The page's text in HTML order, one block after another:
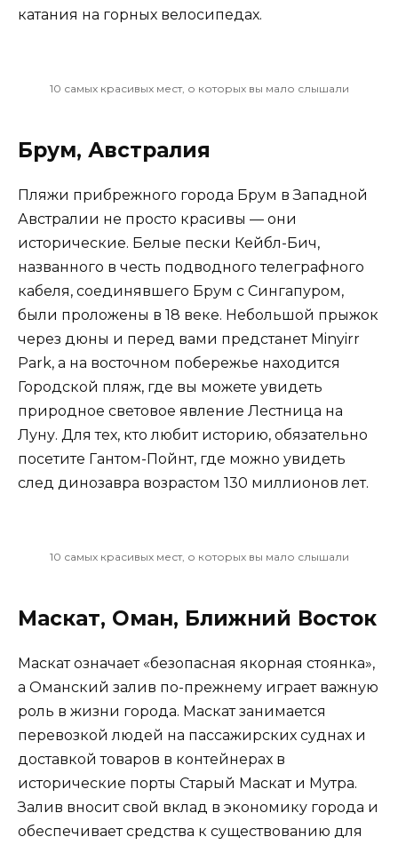
катания на горных велосипедах.
10 самых красивых мест, о которых вы мало слышали
Брум, Австралия
Пляжи прибрежного города Брум в Западной
Австралии не просто красивы — они
исторические. Белые пески Кейбл-Бич,
названного в честь подводного телеграфного
кабеля, соединявшего Брум с Сингапуром,
были проложены в 18 веке. Небольшой прыжок
через дюны и перед вами предстанет Minyirr
Park, а на восточном побережье находится
Городской пляж, где вы можете увидеть
природное световое явление Лестница на
Луну. Для тех, кто любит историю, обязательно
посетите Гантом-Пойнт, где можно увидеть
след динозавра возрастом 130 миллионов лет.
10 самых красивых мест, о которых вы мало слышали
Маскат, Оман, Ближний Восток
Маскат означает «безопасная якорная стоянка»,
а Оманский залив по-прежнему играет важную
роль в жизни города. Маскат занимается
перевозкой людей на пассажирских суднах и
доставкой товаров в контейнерах в
исторические порты Старый Маскат и Мутра.
Залив вносит свой вклад в экономику города и
обеспечивает средства к существованию для